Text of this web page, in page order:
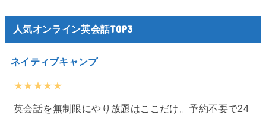
人気オンライン英会話TOP3
ネイティブキャンプ
★★★★★
英会話を無制限にやり放題はここだけ。予約不要で24